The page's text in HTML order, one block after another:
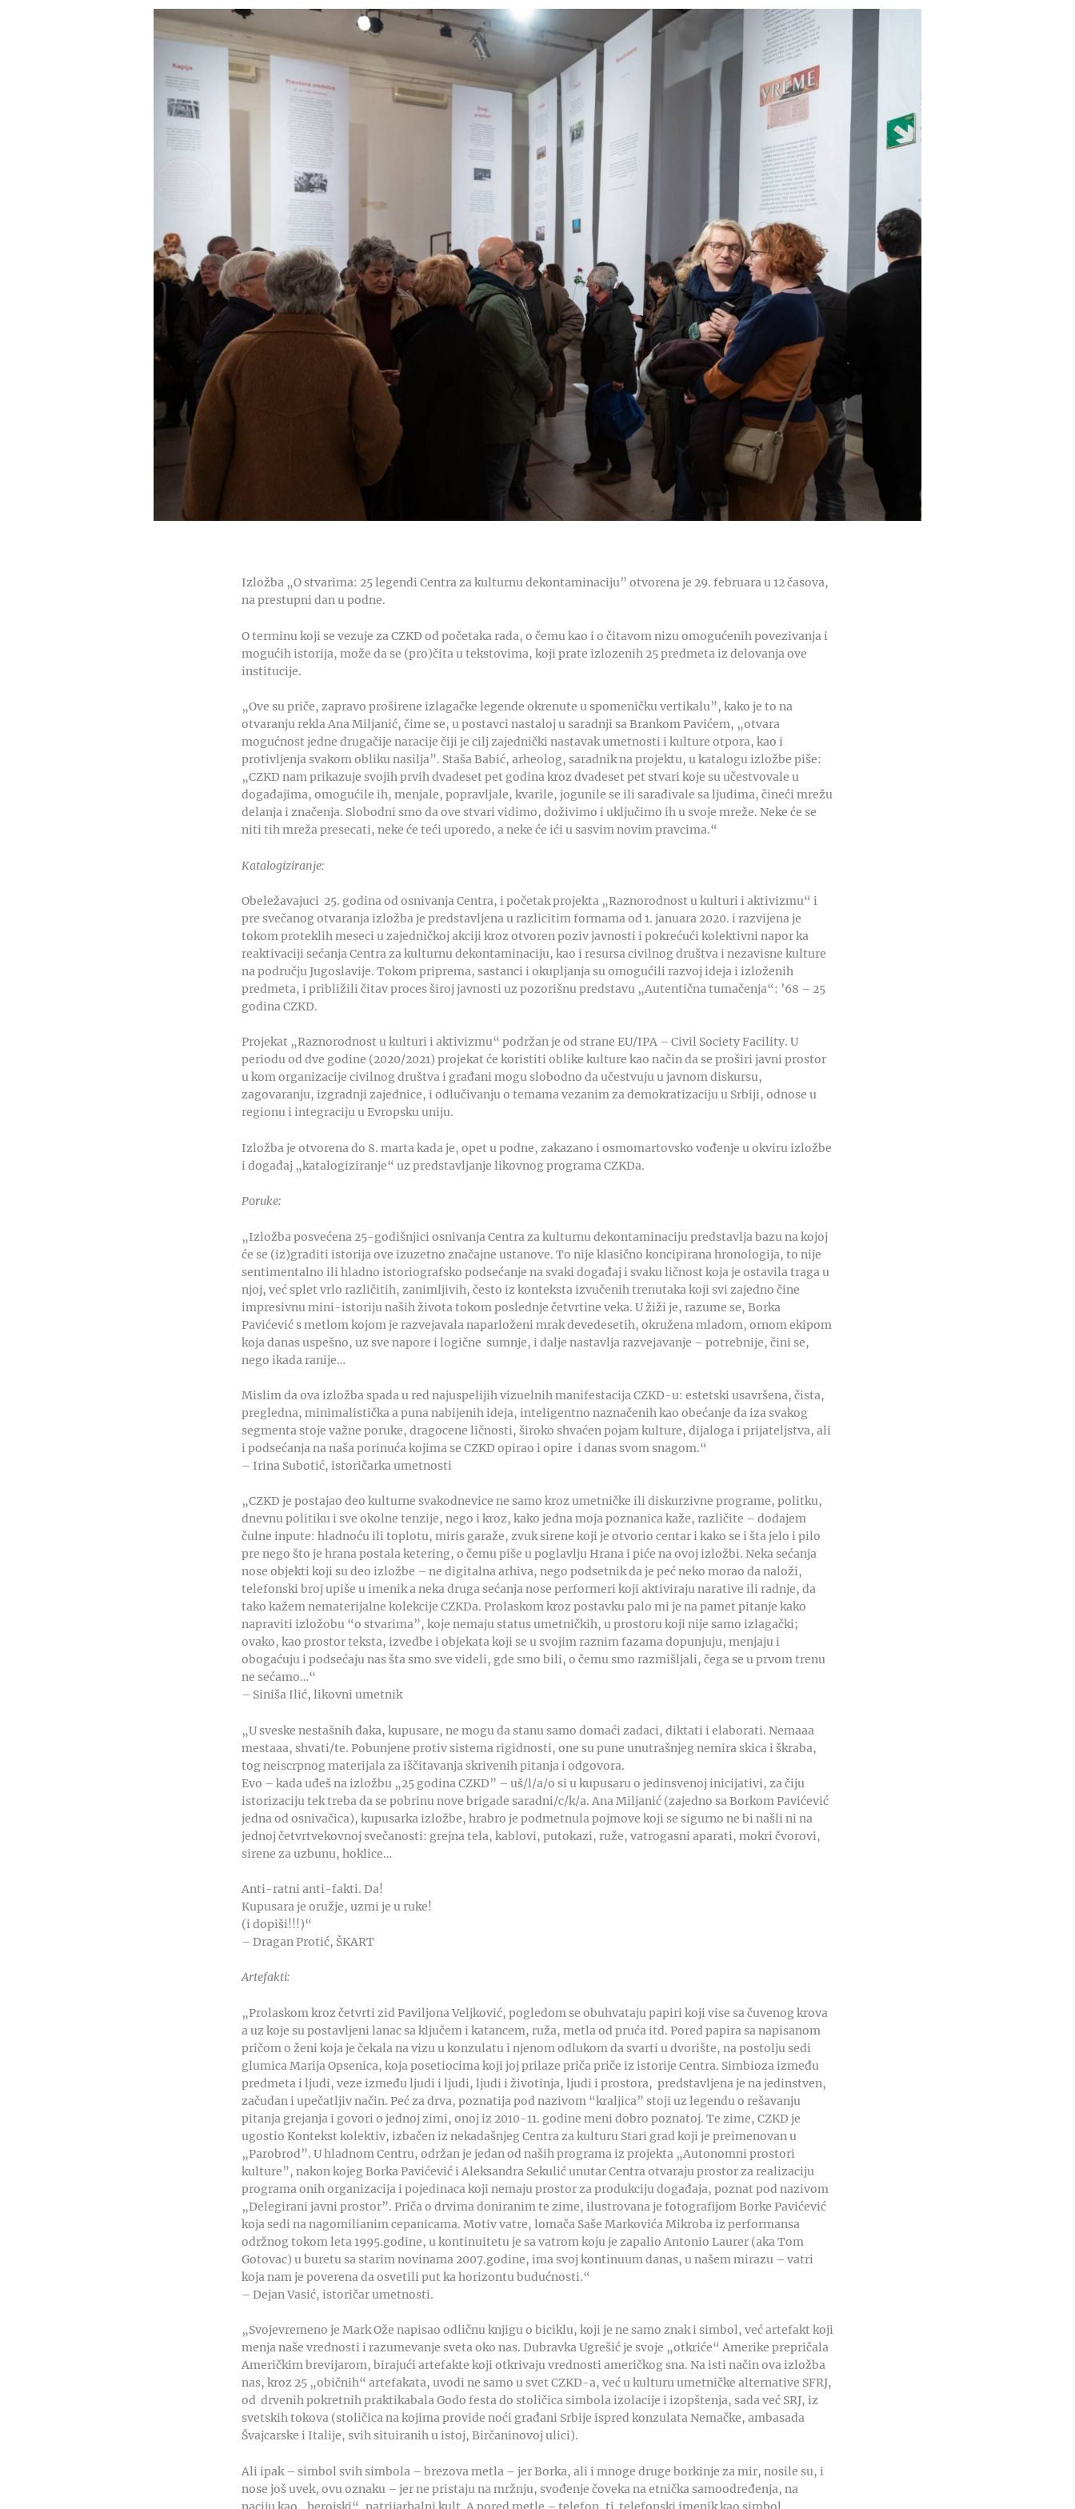
Izložba „O stvarima: 25 legendi Centra za kulturnu dekontaminaciju” otvorena je 29. februara u 12 časova,
na prestupni dan u podne.
O terminu koji se vezuje za CZKD od početaka rada, o čemu kao i o čitavom nizu omogućenih povezivanja i
mogućih istorija, može da se (pro)čita u tekstovima, koji prate izlozenih 25 predmeta iz delovanja ove
institucije.
„Ove su priče, zapravo proširene izlagačke legende okrenute u spomeničku vertikalu”, kako je to na
otvaranju rekla Ana Miljanić, čime se, u postavci nastaloj u saradnji sa Brankom Pavićem, „otvara
mogućnost jedne drugačije naracije čiji je cilj zajednički nastavak umetnosti i kulture otpora, kao i
protivljenja svakom obliku nasilja”. Staša Babić, arheolog, saradnik na projektu, u katalogu izložbe piše:
„CZKD nam prikazuje svojih prvih dvadeset pet godina kroz dvadeset pet stvari koje su učestvovale u
događajima, omogućile ih, menjale, popravljale, kvarile, jogunile se ili sarađivale sa ljudima, čineći mrežu
delanja i značenja. Slobodni smo da ove stvari vidimo, doživimo i uključimo ih u svoje mreže. Neke će se
niti tih mreža presecati, neke će teći uporedo, a neke će ići u sasvim novim pravcima.“
Katalogiziranje:
Obeležavajuci 25. godina od osnivanja Centra, i početak projekta „Raznorodnost u kulturi i aktivizmu“ i
pre svečanog otvaranja izložba je predstavljena u razlicitim formama od 1. januara 2020. i razvijena je
tokom proteklih meseci u zajedničkoj akciji kroz otvoren poziv javnosti i pokrećući kolektivni napor ka
reaktivaciji sećanja Centra za kulturnu dekontaminaciju, kao i resursa civilnog društva i nezavisne kulture
na području Jugoslavije. Tokom priprema, sastanci i okupljanja su omogućili razvoj ideja i izloženih
predmeta, i približili čitav proces široj javnosti uz pozorišnu predstavu „Autentična tumačenja“: ’68 – 25
godina CZKD.
Projekat „Raznorodnost u kulturi i aktivizmu“ podržan je od strane EU/IPA – Civil Society Facility. U
periodu od dve godine (2020/2021) projekat će koristiti oblike kulture kao način da se proširi javni prostor
u kom organizacije civilnog društva i građani mogu slobodno da učestvuju u javnom diskursu,
zagovaranju, izgradnji zajednice, i odlučivanju o temama vezanim za demokratizaciju u Srbiji, odnose u
regionu i integraciju u Evropsku uniju.
Izložba je otvorena do 8. marta kada je, opet u podne, zakazano i osmomartovsko vođenje u okviru izložbe
i događaj „katalogiziranje“ uz predstavljanje likovnog programa CZKDa.
Poruke:
„Izložba posvećena 25-godišnjici osnivanja Centra za kulturnu dekontaminaciju predstavlja bazu na kojoj
će se (iz)graditi istorija ove izuzetno značajne ustanove. To nije klasično koncipirana hronologija, to nije
sentimentalno ili hladno istoriografsko podsećanje na svaki događaj i svaku ličnost koja je ostavila traga u
njoj, već splet vrlo različitih, zanimljivih, često iz konteksta izvučenih trenutaka koji svi zajedno čine
impresivnu mini-istoriju naših života tokom poslednje četvrtine veka. U žiži je, razume se, Borka
Pavićević s metlom kojom je razvejavala naparloženi mrak devedesetih, okružena mladom, ornom ekipom
koja danas uspešno, uz sve napore i logične sumnje, i dalje nastavlja razvejavanje – potrebnije, čini se,
nego ikada ranije…
Mislim da ova izložba spada u red najuspelijih vizuelnih manifestacija CZKD-u: estetski usavršena, čista,
pregledna, minimalistička a puna nabijenih ideja, inteligentno naznačenih kao obećanje da iza svakog
segmenta stoje važne poruke, dragocene ličnosti, široko shvaćen pojam kulture, dijaloga i prijateljstva, ali
i podsećanja na naša porinuća kojima se CZKD opirao i opire i danas svom snagom.“
– Irina Subotić, istoričarka umetnosti
„CZKD je postajao deo kulturne svakodnevice ne samo kroz umetničke ili diskurzivne programe, politku,
dnevnu politiku i sve okolne tenzije, nego i kroz, kako jedna moja poznanica kaže, različite – dodajem
čulne inpute: hladnoću ili toplotu, miris garaže, zvuk sirene koji je otvorio centar i kako se i šta jelo i pilo
pre nego što je hrana postala ketering, o čemu piše u poglavlju Hrana i piće na ovoj izložbi. Neka sećanja
nose objekti koji su deo izložbe – ne digitalna arhiva, nego podsetnik da je peć neko morao da naloži,
telefonski broj upiše u imenik a neka druga sećanja nose performeri koji aktiviraju narative ili radnje, da
tako kažem nematerijalne kolekcije CZKDa. Prolaskom kroz postavku palo mi je na pamet pitanje kako
napraviti izložobu “o stvarima”, koje nemaju status umetničkih, u prostoru koji nije samo izlagački;
ovako, kao prostor teksta, izvedbe i objekata koji se u svojim raznim fazama dopunjuju, menjaju i
obogaćuju i podsećaju nas šta smo sve videli, gde smo bili, o čemu smo razmišljali, čega se u prvom trenu
ne sećamo…“
– Siniša Ilić, likovni umetnik
„U sveske nestašnih đaka, kupusare, ne mogu da stanu samo domaći zadaci, diktati i elaborati. Nemaaa
mestaaa, shvati/te. Pobunjene protiv sistema rigidnosti, one su pune unutrašnjeg nemira skica i škraba,
tog neiscrpnog materijala za iščitavanja skrivenih pitanja i odgovora.
Evo – kada uđeš na izložbu „25 godina CZKD” – uš/l/a/o si u kupusaru o jedinsvenoj inicijativi, za čiju
istorizaciju tek treba da se pobrinu nove brigade saradni/c/k/a. Ana Miljanić (zajedno sa Borkom Pavićević
jedna od osnivačica), kupusarka izložbe, hrabro je podmetnula pojmove koji se sigurno ne bi našli ni na
jednoj četvrtvekovnoj svečanosti: grejna tela, kablovi, putokazi, ruže, vatrogasni aparati, mokri čvorovi,
sirene za uzbunu, hoklice…
Anti-ratni anti-fakti. Da!
Kupusara je oružje, uzmi je u ruke!
(i dopiši!!!)“
– Dragan Protić, ŠKART
Artefakti:
„Prolaskom kroz četvrti zid Paviljona Veljković, pogledom se obuhvataju papiri koji vise sa čuvenog krova
a uz koje su postavljeni lanac sa ključem i katancem, ruža, metla od pruća itd. Pored papira sa napisanom
pričom o ženi koja je čekala na vizu u konzulatu i njenom odlukom da svarti u dvorište, na postolju sedi
glumica Marija Opsenica, koja posetiocima koji joj prilaze priča priče iz istorije Centra. Simbioza između
predmeta i ljudi, veze između ljudi i ljudi, ljudi i životinja, ljudi i prostora, predstavljena je na jedinstven,
začudan i upečatljiv način. Peć za drva, poznatija pod nazivom “kraljica” stoji uz legendu o rešavanju
pitanja grejanja i govori o jednoj zimi, onoj iz 2010-11. godine meni dobro poznatoj. Te zime, CZKD je
ugostio Kontekst kolektiv, izbačen iz nekadašnjeg Centra za kulturu Stari grad koji je preimenovan u
„Parobrod”. U hladnom Centru, održan je jedan od naših programa iz projekta „Autonomni prostori
kulture”, nakon kojeg Borka Pavićević i Aleksandra Sekulić unutar Centra otvaraju prostor za realizaciju
programa onih organizacija i pojedinaca koji nemaju prostor za produkciju događaja, poznat pod nazivom
„Delegirani javni prostor”. Priča o drvima doniranim te zime, ilustrovana je fotografijom Borke Pavićević
koja sedi na nagomilianim cepanicama. Motiv vatre, lomača Saše Markovića Mikroba iz performansa
održnog tokom leta 1995.godine, u kontinuitetu je sa vatrom koju je zapalio Antonio Laurer (aka Tom
Gotovac) u buretu sa starim novinama 2007.godine, ima svoj kontinuum danas, u našem mirazu – vatri
koja nam je poverena da osvetili put ka horizontu budućnosti.“
– Dejan Vasić, istoričar umetnosti.
„Svojevremeno je Mark Ože napisao odličnu knjigu o biciklu, koji je ne samo znak i simbol, već artefakt koji
menja naše vrednosti i razumevanje sveta oko nas. Dubravka Ugrešić je svoje „otkriće“ Amerike prepričala
Američkim brevijarom, birajući artefakte koji otkrivaju vrednosti američkog sna. Na isti način ova izložba
nas, kroz 25 „običnih“ artefakata, uvodi ne samo u svet CZKD-a, već u kulturu umetničke alternative SFRJ,
od drvenih pokretnih praktikabala Godo festa do stoličica simbola izolacije i izopštenja, sada već SRJ, iz
svetskih tokova (stoličica na kojima provide noći građani Srbije ispred konzulata Nemačke, ambasada
Švajcarske i Italije, svih situiranih u istoj, Birčaninovoj ulici).
Ali ipak – simbol svih simbola – brezova metla – jer Borka, ali i mnoge druge borkinje za mir, nosile su, i
nose još uvek, ovu oznaku – jer ne pristaju na mržnju, svođenje čoveka na etnička samoodređenja, na
naciju kao „herojski“, patrijarhalni kult. A pored metle – telefon, tj. telefonski imenik kao simbol